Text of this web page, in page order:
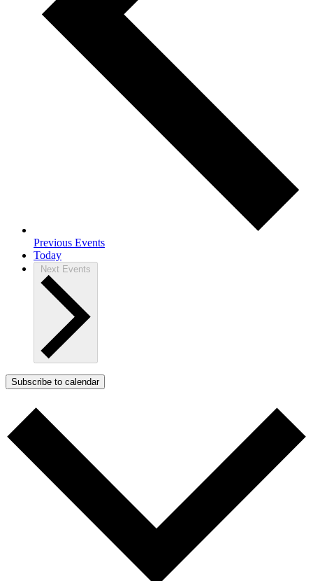
Previous Events
Today
Next Events
Subscribe to calendar